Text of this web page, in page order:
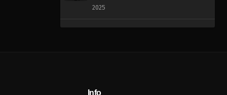
2025
Info